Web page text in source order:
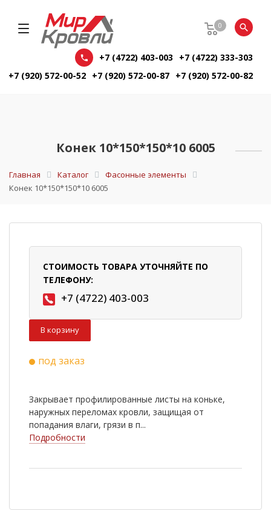
0
+7 (4722) 403-003
+7 (4722) 333-303
+7 (920) 572-00-52 +7 (920) 572-00-87 +7 (920) 572-00-82
Конек 10*150*150*10 6005
Главная Каталог
Фасонные элементы
Конек 10*150*150*10 6005
СТОИМОСТЬ ТОВАРА УТОЧНЯЙТЕ ПО
ТЕЛЕФОНУ:
+7 (4722) 403-003
В корзину
под заказ
Закрывает профилированные листы на коньке,
наружных переломах кровли, защищая от
попадания влаги, грязи в п...
Подробности